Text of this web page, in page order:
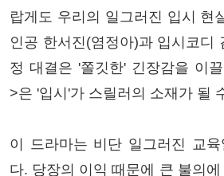
랍게도 우리의 일그러진 입시 현
인공 한서진(염정아)과 입시코디
정 대결은 '쫄깃한' 긴장감을 이
>은 '입시'가 스릴러의 소재가 될
이 드라마는 비단 일그러진 교
다. 당장의 이익 때문에 큰 불의